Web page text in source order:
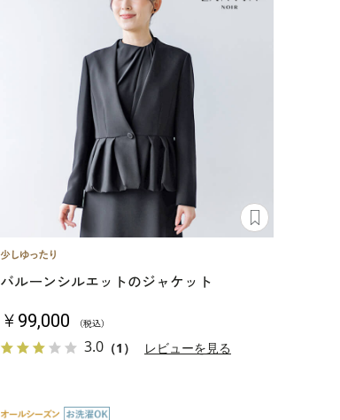
バルーンシルエットのジャケット
￥99,000 （税込）
3.0（1） レビューを見る